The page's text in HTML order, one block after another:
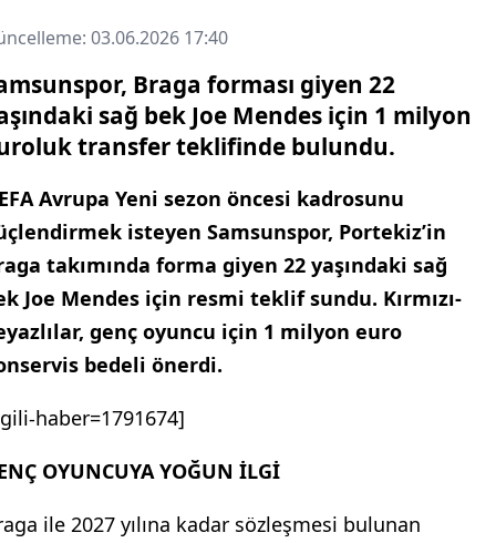
03.06.2026 17:40
Braga forması giyen 22
sağ bek Joe Mendes için 1 milyon
transfer teklifinde bulundu.
Avrupa Yeni sezon öncesi kadrosunu
isteyen Samsunspor, Portekiz’in
takımında forma giyen 22 yaşındaki sağ
Joe Mendes için resmi teklif sundu. Kırmızı-
genç oyuncu için 1 milyon euro
bedeli önerdi.
haber=1791674]
OYUNCUYA YOĞUN İLGİ
ile 2027 yılına kadar sözleşmesi bulunan